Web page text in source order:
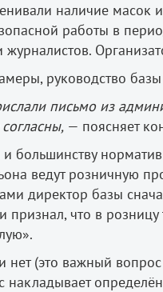
наличие масок
работы в
журналистов.
руководство
письмо из
— поясняет
большинству
ведут розничную
директор базы
признал, что в
нет (это важный
накладывает